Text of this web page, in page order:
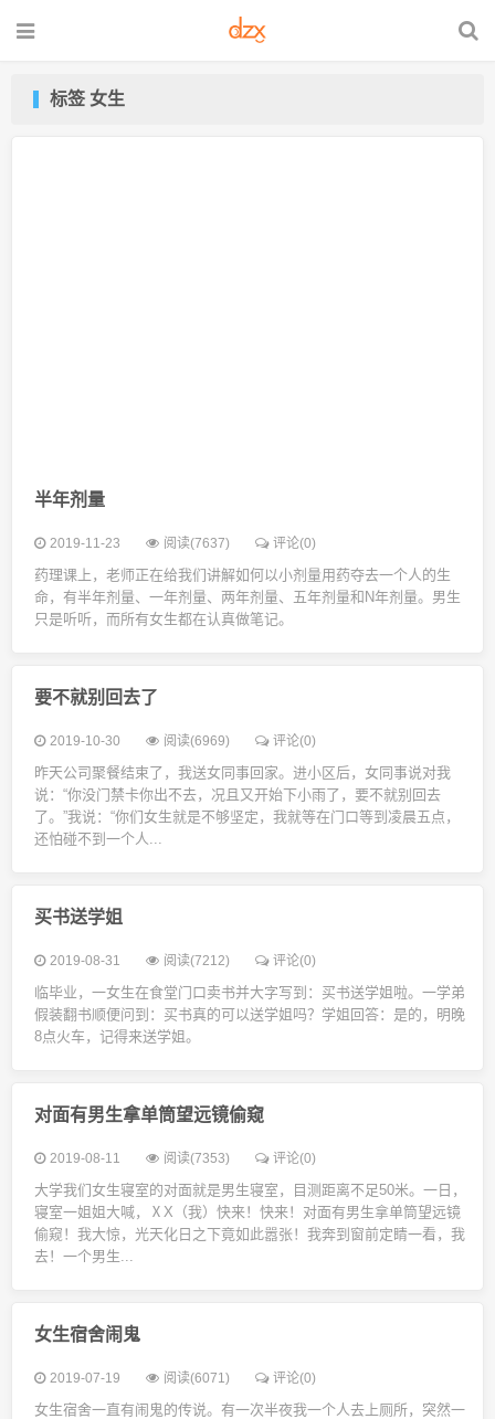
标签 女生
半年剂量
2019-11-23 阅读(7637) 评论(0)
药理课上，老师正在给我们讲解如何以小剂量用药夺去一个人的生
命，有半年剂量、一年剂量、两年剂量、五年剂量和N年剂量。男生
只是听听，而所有女生都在认真做笔记。
要不就别回去了
2019-10-30 阅读(6969) 评论(0)
昨天公司聚餐结束了，我送女同事回家。进小区后，女同事说对我
说：“你没门禁卡你出不去，况且又开始下小雨了，要不就别回去
了。”我说：“你们女生就是不够坚定，我就等在门口等到凌晨五点，
还怕碰不到一个人...
买书送学姐
2019-08-31 阅读(7212) 评论(0)
临毕业，一女生在食堂门口卖书并大字写到：买书送学姐啦。一学弟
假装翻书顺便问到：买书真的可以送学姐吗？学姐回答：是的，明晚
8点火车，记得来送学姐。
对面有男生拿单筒望远镜偷窥
2019-08-11 阅读(7353) 评论(0)
大学我们女生寝室的对面就是男生寝室，目测距离不足50米。一日，
寝室一姐姐大喊，ⅩX（我）快来！快来！对面有男生拿单筒望远镜
偷窥！我大惊，光天化日之下竟如此嚣张！我奔到窗前定睛一看，我
去！一个男生...
女生宿舍闹鬼
2019-07-19 阅读(6071) 评论(0)
女生宿舍一直有闹鬼的传说。有一次半夜我一个人去上厕所，突然一